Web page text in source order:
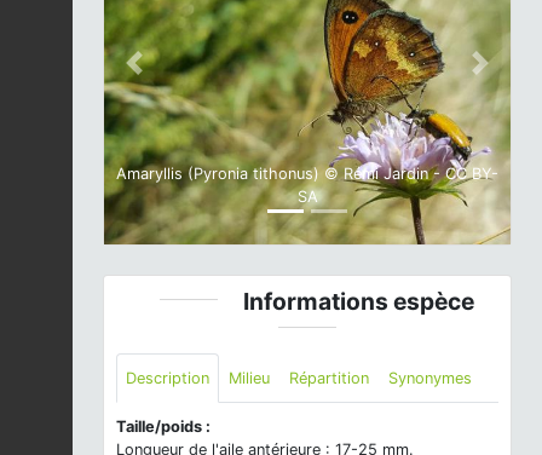
Amaryllis (Pyronia tithonus) © Rémi Jardin - CC BY-
SA
Previous Next
Informations espèce
Description Milieu Répartition Synonymes
Taille/poids :
Longueur de l'aile antérieure : 17-25 mm.